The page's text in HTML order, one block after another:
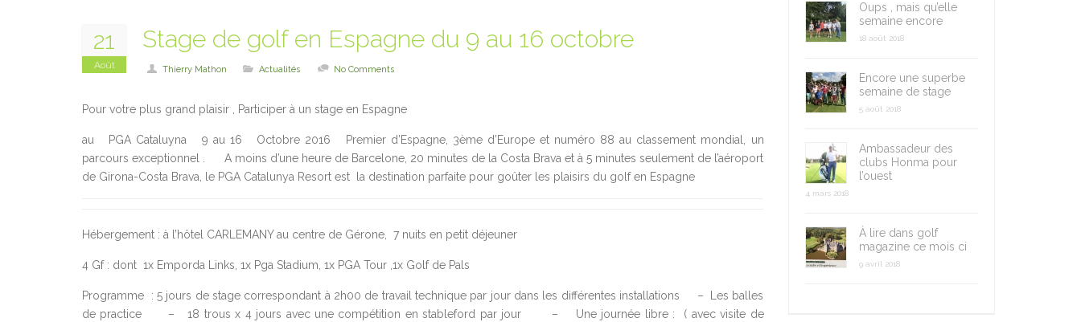
21
Août
Stage de golf en Espagne du 9 au 16 octobre
Thierry Mathon Actualités No Comments
Pour votre plus grand plaisir , Participer à un stage en Espagne
au PGA Cataluyna 9 au 16 Octobre 2016 Premier d’Espagne, 3ème d’Europe et numéro 88 au classement mondial, un
parcours exceptionnel . A moins d’une heure de Barcelone, 20 minutes de la Costa Brava et à 5 minutes seulement de l’aéroport
de Girona-Costa Brava, le PGA Catalunya Resort est la destination parfaite pour goûter les plaisirs du golf en Espagne
Hébergement : à l’hôtel CARLEMANY au centre de Gérone, 7 nuits en petit déjeuner
4 Gf : dont 1x Emporda Links, 1x Pga Stadium, 1x PGA Tour ,1x Golf de Pals
Programme : 5 jours de stage correspondant à 2h00 de travail technique par jour dans les différentes installations – Les balles
de practice – 18 trous x 4 jours avec une compétition en stableford par jour – Une journée libre : ( avec visite de
Oups , mais qu’elle
semaine encore
18 août 2018
Encore une superbe
semaine de stage
5 août 2018
Ambassadeur des
clubs Honma pour
l’ouest
4 mars 2018
À lire dans golf
magazine ce mois ci
9 avril 2018